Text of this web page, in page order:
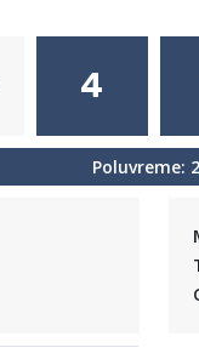
4
Poluvreme: